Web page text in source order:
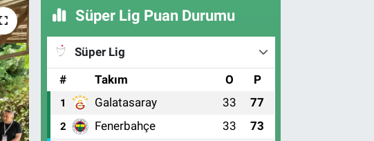
Süper Lig Puan Durumu
Süper Lig
#
Takım O P
1 Galatasaray 33 77
2 Fenerbahçe 33 73